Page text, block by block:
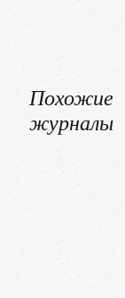
Похожие
журналы